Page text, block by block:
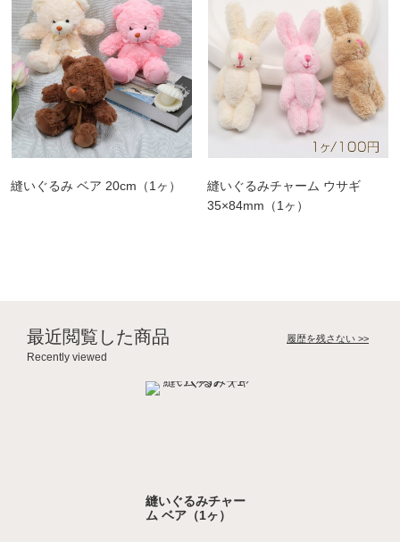
縫いぐるみ ベア 20cm（1ヶ）
縫いぐるみチャーム ウサギ
35×84mm（1ヶ）
最近閲覧した商品
Recently viewed
履歴を残さない >>
縫いぐるみチャー
ム ベア（1ヶ）